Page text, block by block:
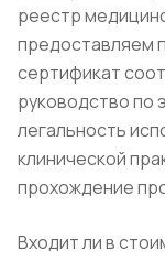
реестр
предоставляем
сертификат
руководство по
легальность
клинической
прохождение
Входит ли в